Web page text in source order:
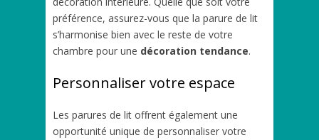
préférence, assurez-vous que la parure de lit
s’harmonise bien avec le reste de votre
chambre pour une décoration tendance.
Personnaliser votre espace
Les parures de lit offrent également une
opportunité unique de personnaliser votre